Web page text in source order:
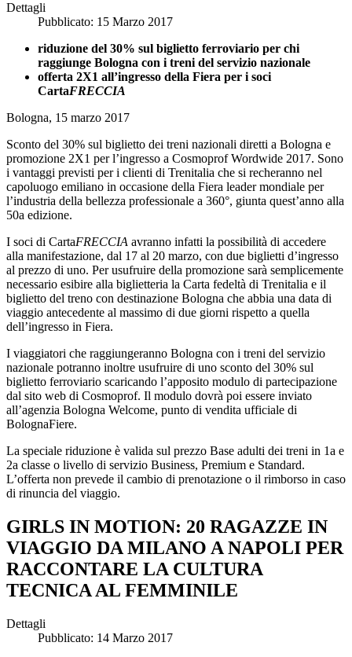
Dettagli
Pubblicato: 15 Marzo 2017
riduzione del 30% sul biglietto ferroviario per chi
raggiunge Bologna con i treni del servizio nazionale
offerta 2X1 all’ingresso della Fiera per i soci
CartaFRECCIA
Bologna, 15 marzo 2017
Sconto del 30% sul biglietto dei treni nazionali diretti a Bologna e
promozione 2X1 per l’ingresso a Cosmoprof Wordwide 2017. Sono
i vantaggi previsti per i clienti di Trenitalia che si recheranno nel
capoluogo emiliano in occasione della Fiera leader mondiale per
l’industria della bellezza professionale a 360°, giunta quest’anno alla
50a edizione.
I soci di CartaFRECCIA avranno infatti la possibilità di accedere
alla manifestazione, dal 17 al 20 marzo, con due biglietti d’ingresso
al prezzo di uno. Per usufruire della promozione sarà semplicemente
necessario esibire alla biglietteria la Carta fedeltà di Trenitalia e il
biglietto del treno con destinazione Bologna che abbia una data di
viaggio antecedente al massimo di due giorni rispetto a quella
dell’ingresso in Fiera.
I viaggiatori che raggiungeranno Bologna con i treni del servizio
nazionale potranno inoltre usufruire di uno sconto del 30% sul
biglietto ferroviario scaricando l’apposito modulo di partecipazione
dal sito web di Cosmoprof. Il modulo dovrà poi essere inviato
all’agenzia Bologna Welcome, punto di vendita ufficiale di
BolognaFiere.
La speciale riduzione è valida sul prezzo Base adulti dei treni in 1a e
2a classe o livello di servizio Business, Premium e Standard.
L’offerta non prevede il cambio di prenotazione o il rimborso in caso
di rinuncia del viaggio.
GIRLS IN MOTION: 20 RAGAZZE IN
VIAGGIO DA MILANO A NAPOLI PER
RACCONTARE LA CULTURA
TECNICA AL FEMMINILE
Dettagli
Pubblicato: 14 Marzo 2017